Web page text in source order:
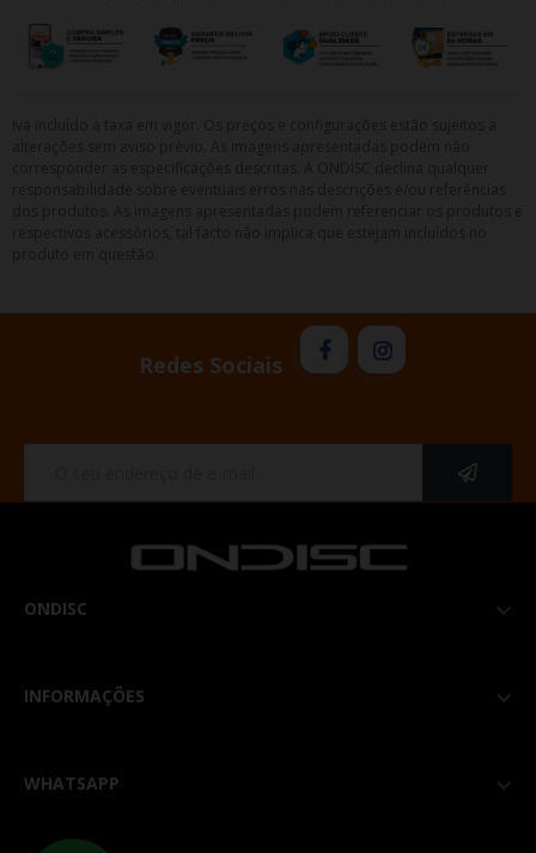
Redes Sociais
ONDISC 
INFORMAÇÕES 
WHATSAPP 